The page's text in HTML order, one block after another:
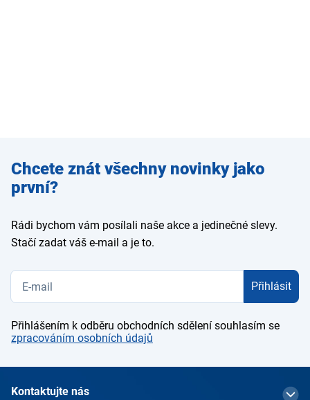
Zadejte
e-mail
Chcete znát všechny novinky jako
první?
Rádi bychom vám posílali naše akce a jedinečné slevy.
Stačí zadat váš e-mail a je to.
Přihlásit
Přihlášením k odběru obchodních sdělení souhlasím se
zpracováním osobních údajů
Kontaktujte nás